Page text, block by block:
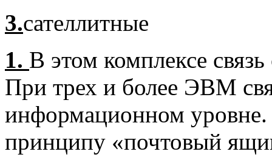
3.сателлитные
1. В этом комплексе
При трех и более ЭВМ
информационном уровне.
принципу «почтовый